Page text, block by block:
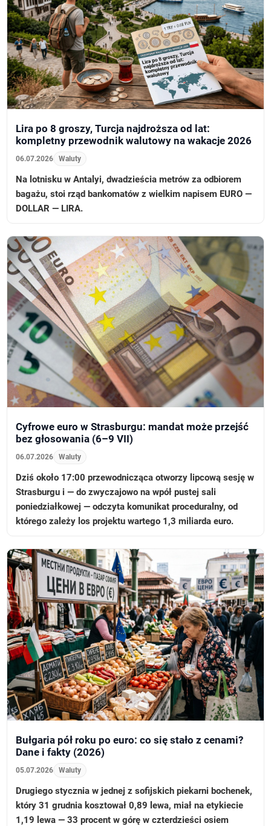
Lira po 8 groszy, Turcja najdroższa od lat:
kompletny przewodnik walutowy na wakacje 2026
06.07.2026 Waluty
Na lotnisku w Antalyi, dwadzieścia metrów za odbiorem
bagażu, stoi rząd bankomatów z wielkim napisem EURO —
DOLLAR — LIRA.
Cyfrowe euro w Strasburgu: mandat może przejść
bez głosowania (6–9 VII)
06.07.2026 Waluty
Dziś około 17:00 przewodnicząca otworzy lipcową sesję w
Strasburgu i — do zwyczajowo na wpół pustej sali
poniedziałkowej — odczyta komunikat proceduralny, od
którego zależy los projektu wartego 1,3 miliarda euro.
Bułgaria pół roku po euro: co się stało z cenami?
Dane i fakty (2026)
05.07.2026 Waluty
Drugiego stycznia w jednej z sofijskich piekarni bochenek,
który 31 grudnia kosztował 0,89 lewa, miał na etykiecie
1,19 lewa — 33 procent w górę w czterdzieści osiem